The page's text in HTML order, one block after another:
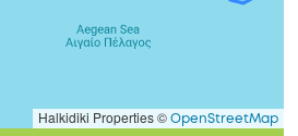
Halkidiki Properties © OpenStreetMap